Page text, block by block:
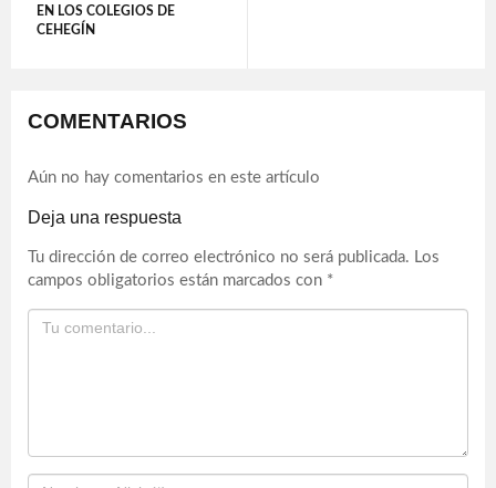
EN LOS COLEGIOS DE
CEHEGÍN
COMENTARIOS
Aún no hay comentarios en este artículo
Deja una respuesta
Tu dirección de correo electrónico no será publicada. Los
campos obligatorios están marcados con *